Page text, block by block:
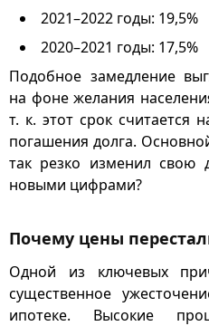
2021–2022 годы: 19,5%
2020–2021 годы: 17,5%
Подобное замедление
на фоне желания
т. к. этот срок считается
погашения долга.
так резко изменил свою
новыми цифрами?
Почему цены
Одной из ключевых
существенное
ипотеке. Высокие